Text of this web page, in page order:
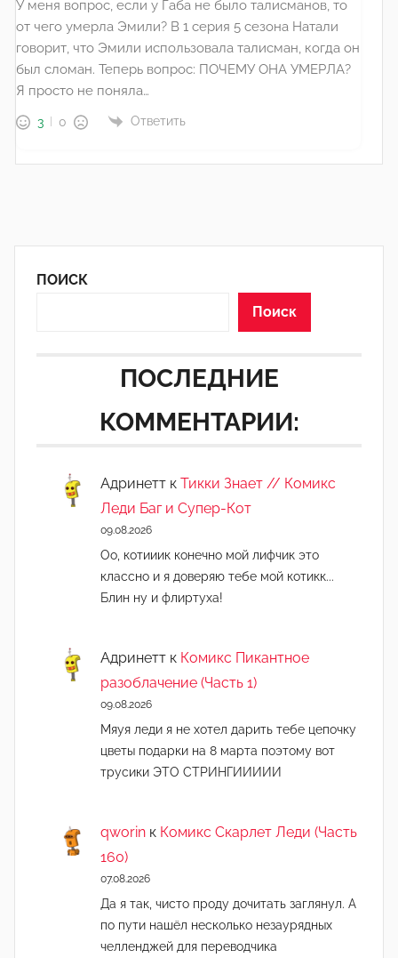
У меня вопрос, если у Габа не было талисманов, то
от чего умерла Эмили? В 1 серия 5 сезона Натали
говорит, что Эмили использовала талисман, когда он
был сломан. Теперь вопрос: ПОЧЕМУ ОНА УМЕРЛА?
Я просто не поняла…
3 0 Ответить
ПОИСК
Поиск
ПОСЛЕДНИЕ
КОММЕНТАРИИ:
Адринетт к Тикки Знает // Комикс
Леди Баг и Супер-Кот
09.08.2026
Оо, котииик конечно мой лифчик это
классно и я доверяю тебе мой котикк...
Блин ну и флиртуха!
Адринетт к Комикс Пикантное
разоблачение (Часть 1)
09.08.2026
Мяуя леди я не хотел дарить тебе цепочку
цветы подарки на 8 марта поэтому вот
трусики ЭТО СТРИНГИИИИИ
qworin к Комикс Скарлет Леди (Часть
160)
07.08.2026
Да я так, чисто проду дочитать заглянул. А
по пути нашёл несколько незаурядных
челленджей для переводчика